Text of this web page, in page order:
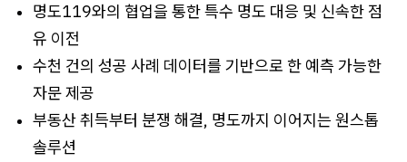
명도119와의 협업을 통한 특수 명도 대응 및 신속한 점
유 이전
수천 건의 성공 사례 데이터를 기반으로 한 예측 가능한
자문 제공
부동산 취득부터 분쟁 해결, 명도까지 이어지는 원스톱
솔루션